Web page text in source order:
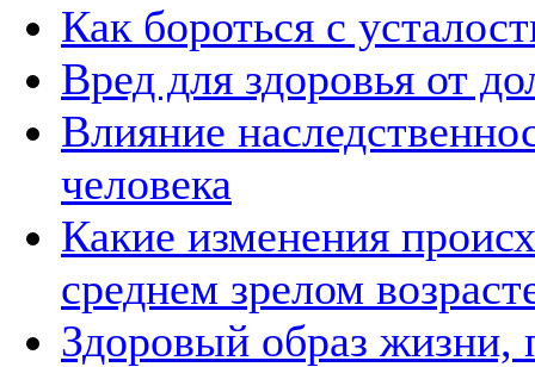
Как бороться с
Вред для здоровья от
Влияние
человека
Какие изменения
среднем зрелом
Здоровый образ жизни,